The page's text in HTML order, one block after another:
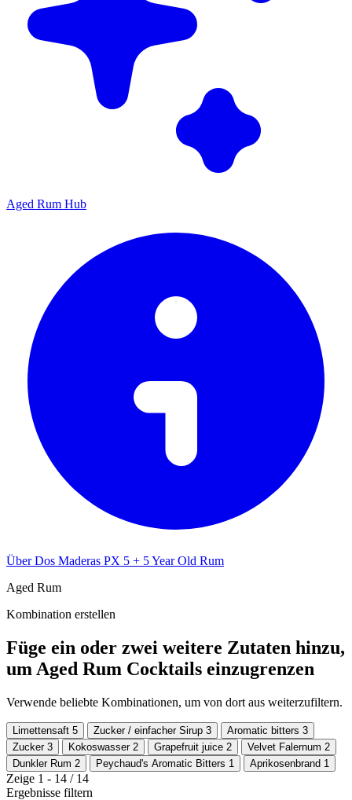
Aged Rum Hub
Über Dos Maderas PX 5 + 5 Year Old Rum
Aged Rum
Kombination erstellen
Füge ein oder zwei weitere Zutaten hinzu,
um Aged Rum Cocktails einzugrenzen
Verwende beliebte Kombinationen, um von dort aus weiterzufiltern.
Limettensaft 5 Zucker / einfacher Sirup 3 Aromatic bitters 3
Zucker 3 Kokoswasser 2 Grapefruit juice 2 Velvet Falernum 2
Dunkler Rum 2 Peychaud's Aromatic Bitters 1 Aprikosenbrand 1
Zeige 1 - 14 / 14
Ergebnisse filtern